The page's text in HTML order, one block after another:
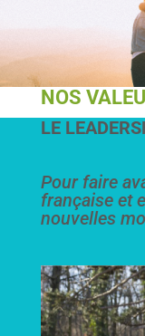
NOS
LE
Pour faire
française et
nouvelles